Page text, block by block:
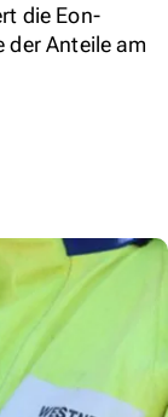
die Eon-
der Anteile am